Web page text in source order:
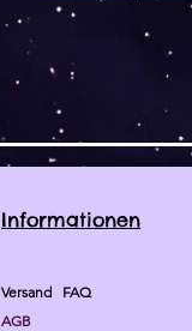
Informationen
Versand FAQ
AGB